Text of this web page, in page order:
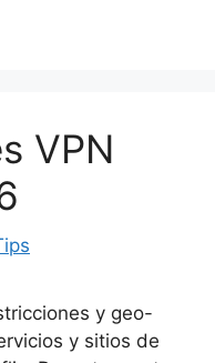
VPN
y geo-
y sitios de